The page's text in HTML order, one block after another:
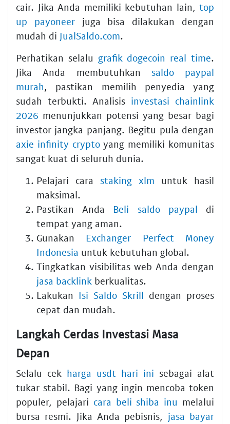
cair. Jika Anda memiliki kebutuhan lain, top
up payoneerjuga bisa dilakukan dengan
mudah di JualSaldo.com.
Perhatikan selalu grafik dogecoin real time.
Jika Anda membutuhkan saldo paypal
murah, pastikan memilih penyedia yang
sudah terbukti. Analisis investasi chainlink
2026 menunjukkan potensi yang besar bagi
investor jangka panjang. Begitu pula dengan
axie infinity cryptoyang memiliki komunitas
sangat kuat di seluruh dunia.
Pelajari cara staking xlm untuk hasil
maksimal.
Pastikan Anda Beli saldo paypal di
tempat yang aman.
Gunakan Exchanger Perfect Money
Indonesia untuk kebutuhan global.
Tingkatkan visibilitas web Anda dengan
jasa backlink berkualitas.
Lakukan Isi Saldo Skrill dengan proses
cepat dan mudah.
Langkah Cerdas Investasi Masa
Depan
Selalu cek harga usdt hari ini sebagai alat
tukar stabil. Bagi yang ingin mencoba token
populer, pelajari cara beli shiba inu melalui
bursa resmi. Jika Anda pebisnis, jasa bayar